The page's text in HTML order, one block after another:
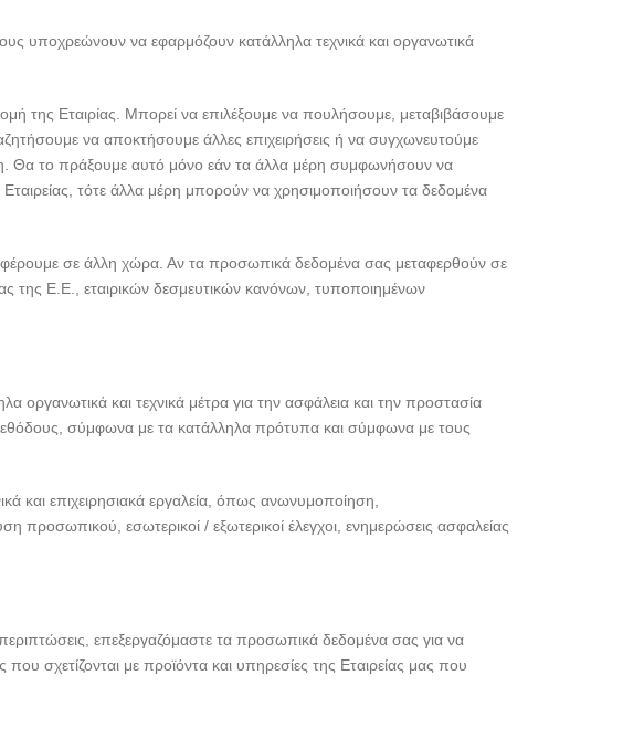
υποχρεώνουν να εφαρμόζουν κατάλληλα τεχνικά και οργανωτικά
της Εταιρίας. Μπορεί να επιλέξουμε να πουλήσουμε, μεταβιβάσουμε
να αποκτήσουμε άλλες επιχειρήσεις ή να συγχωνευτούμε
Θα το πράξουμε αυτό μόνο εάν τα άλλα μέρη συμφωνήσουν να
τότε άλλα μέρη μπορούν να χρησιμοποιήσουν τα δεδομένα
σε άλλη χώρα. Αν τα προσωπικά δεδομένα σας μεταφερθούν σε
Ε.Ε., εταιρικών δεσμευτικών κανόνων, τυποποιημένων
και τεχνικά μέτρα για την ασφάλεια και την προστασία
σύμφωνα με τα κατάλληλα πρότυπα και σύμφωνα με τους
και επιχειρησιακά εργαλεία, όπως ανωνυμοποίηση,
εσωτερικοί / εξωτερικοί έλεγχοι, ενημερώσεις ασφαλείας
επεξεργαζόμαστε τα προσωπικά δεδομένα σας για να
σχετίζονται με προϊόντα και υπηρεσίες της Εταιρείας μας που